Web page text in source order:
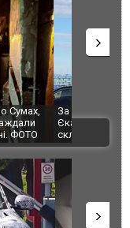
Україною: в
"Мої